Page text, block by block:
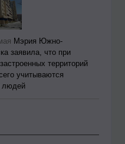
Мэрия Южно-
заявила, что при
территорий
учитываются
людей